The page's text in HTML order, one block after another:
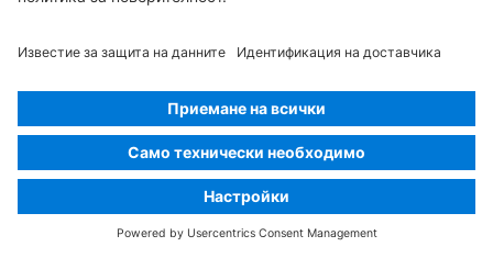
Внимание, ниска температура